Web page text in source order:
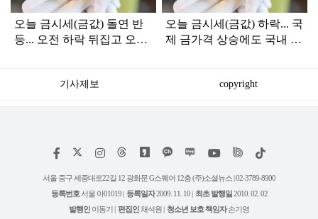
오늘 금시세(금값) 돌연 반
등... 오전 하락 뒤집고 오후
오늘 금시세(금값) 하락... 국
제 금가격 상승에도 국내 시
기사제보 copyright
페
스
인
타
램
위
트
유
튜
틱
서울 중구 세종대로22길 12 광화문 G스퀘어 12층 (주)소셜뉴스 | 02-3789-8900
등록번호 서울 아01019 | 등록일자2009. 11. 10 | 최초 발행일 2010. 02. 02
발행인 이동기 | 편집인 채석원 | 청소년 보호 책임자손기영